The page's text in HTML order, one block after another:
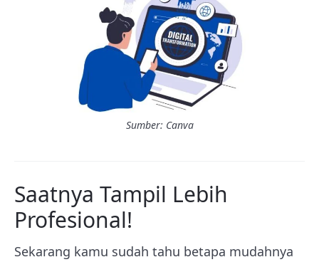
Sumber: Canva
Saatnya Tampil Lebih
Profesional!
Sekarang kamu sudah tahu betapa mudahnya